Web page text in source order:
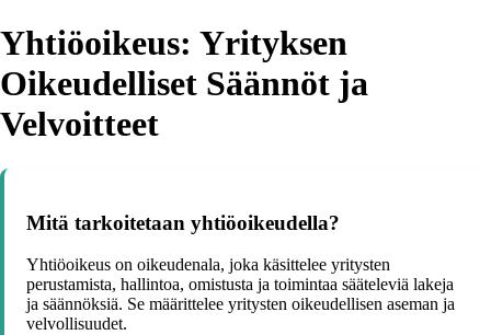
Yhtiöoikeus: Yrityksen
Oikeudelliset Säännöt ja
Velvoitteet
Mitä tarkoitetaan yhtiöoikeudella?
Yhtiöoikeus on oikeudenala, joka käsittelee yritysten
perustamista, hallintoa, omistusta ja toimintaa sääteleviä lakeja
ja säännöksiä. Se määrittelee yritysten oikeudellisen aseman ja
velvollisuudet.